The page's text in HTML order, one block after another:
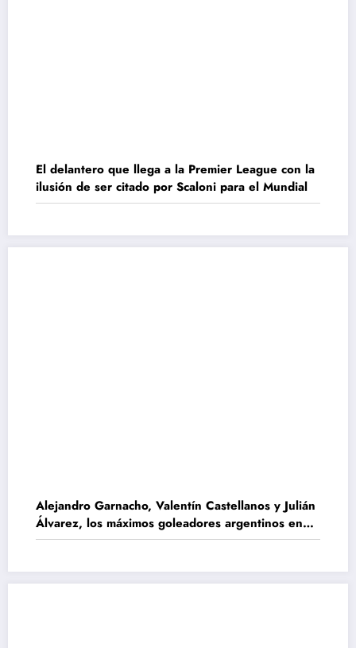
El delantero que llega a la Premier League con la
ilusión de ser citado por Scaloni para el Mundial
Alejandro Garnacho, Valentín Castellanos y Julián
Álvarez, los máximos goleadores argentinos en
Europa